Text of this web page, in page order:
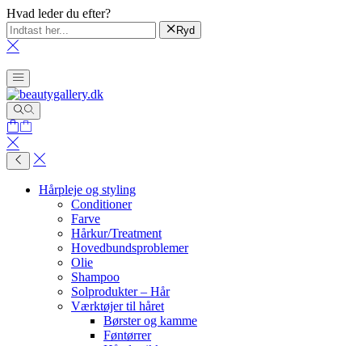
Hvad leder du efter?
Ryd
Hårpleje og styling
Conditioner
Farve
Hårkur/Treatment
Hovedbundsproblemer
Olie
Shampoo
Solprodukter – Hår
Værktøjer til håret
Børster og kamme
Føntørrer